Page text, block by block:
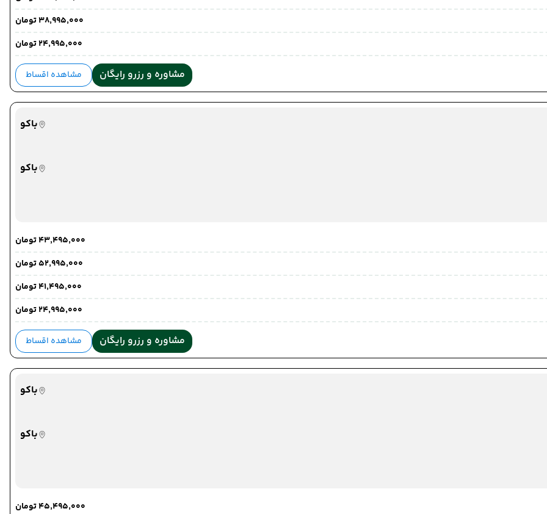
۳۸٬۹۹۵٬۰۰۰ تومان
۲۴٬۹۹۵٬۰۰۰ تومان
مشاوره و رزرو رایگان مشاهده اقساط
باکو
باکو
۴۳٬۴۹۵٬۰۰۰ تومان
۵۲٬۹۹۵٬۰۰۰ تومان
۴۱٬۴۹۵٬۰۰۰ تومان
۲۴٬۹۹۵٬۰۰۰ تومان
مشاوره و رزرو رایگان مشاهده اقساط
باکو
باکو
۴۵٬۴۹۵٬۰۰۰ تومان